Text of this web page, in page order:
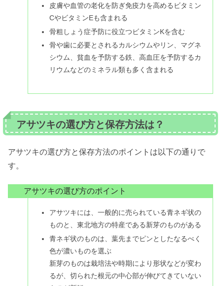
皮膚や血管の老化を防ぎ免疫力を高めるビタミン
CやビタミンEも含まれる
骨粗しょう症予防に役立つビタミンKを含む
骨や歯に必要とされるカルシウムやリン、マグネ
シウム、貧血を予防する鉄、高血圧を予防するカ
リウムなどのミネラル類も多く含まれる
アサツキの選び方と保存方法は？
アサツキの選び方と保存方法のポイントは以下の通りで
す。
アサツキの選び方のポイント
アサツキには、一般的に売られている青ネギ状の
ものと、東北地方の特産である新芽のものがある
青ネギ状のものは、葉先までピンとしたなるべく
色が濃いものを選ぶ
新芽のものは栽培法や時期により形状などが変わ
るが、切られた根元の中心部が伸びてきていない